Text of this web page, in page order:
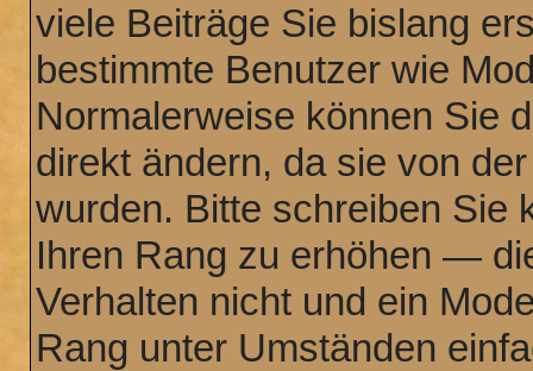
viele Beiträge Sie bislang
bestimmte Benutzer wie
Normalerweise können Sie
direkt ändern, da sie von
wurden. Bitte schreiben Sie
Ihren Rang zu erhöhen —
Verhalten nicht und ein
Rang unter Umständen